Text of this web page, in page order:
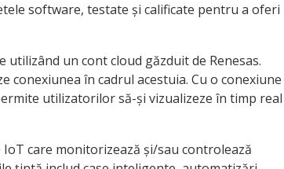
software, testate și calificate pentru a oferi
un cont cloud găzduit de Renesas.
în cadrul acestuia. Cu o conexiune
utilizatorilor să-și vizualizeze în timp real
care monitorizează și/sau controlează